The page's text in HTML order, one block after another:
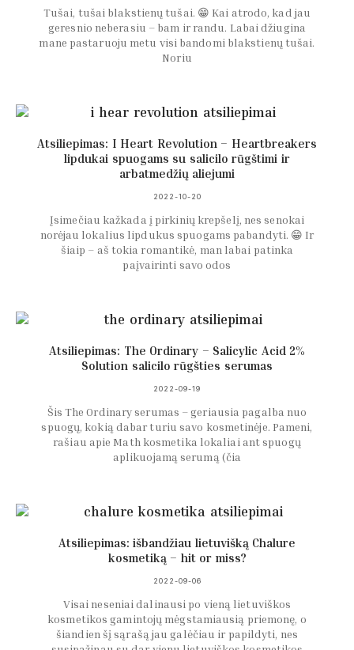
Tušai, tušai blakstienų tušai. 😁 Kai atrodo, kad jau
geresnio neberasiu – bam ir randu. Labai džiugina
mane pastaruoju metu visi bandomi blakstienų tušai.
Noriu
Atsiliepimas: I Heart Revolution – Heartbreakers
lipdukai spuogams su salicilo rūgštimi ir
arbatmedžių aliejumi
2022-10-20
Įsimečiau kažkada į pirkinių krepšelį, nes senokai
norėjau lokalius lipdukus spuogams pabandyti. 😁 Ir
šiaip – aš tokia romantikė, man labai patinka
paįvairinti savo odos
Atsiliepimas: The Ordinary – Salicylic Acid 2%
Solution salicilo rūgšties serumas
2022-09-19
Šis The Ordinary serumas – geriausia pagalba nuo
spuogų, kokią dabar turiu savo kosmetinėje. Pameni,
rašiau apie Math kosmetika lokaliai ant spuogų
aplikuojamą serumą (čia
Atsiliepimas: išbandžiau lietuvišką Chalure
kosmetiką – hit or miss?
2022-09-06
Visai neseniai dalinausi po vieną lietuviškos
kosmetikos gamintojų mėgstamiausią priemonę, o
šiandien šį sąrašą jau galėčiau ir papildyti, nes